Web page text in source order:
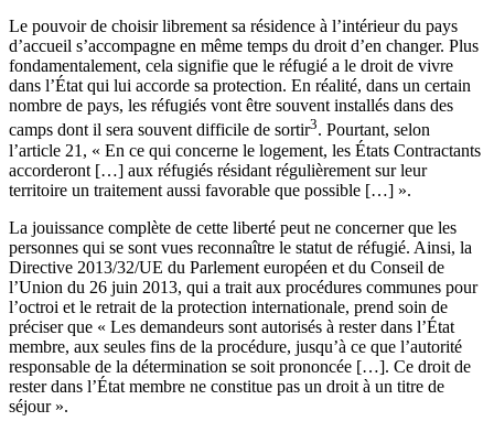
Le pouvoir de choisir librement sa résidence à l’intérieur du pays
d’accueil s’accompagne en même temps du droit d’en changer. Plus
fondamentalement, cela signifie que le réfugié a le droit de vivre
dans l’État qui lui accorde sa protection. En réalité, dans un certain
nombre de pays, les réfugiés vont être souvent installés dans des
camps dont il sera souvent difficile de sortir3. Pourtant, selon
l’article 21, « En ce qui concerne le logement, les États Contractants
accorderont […] aux réfugiés résidant régulièrement sur leur
territoire un traitement aussi favorable que possible […] ».
La jouissance complète de cette liberté peut ne concerner que les
personnes qui se sont vues reconnaître le statut de réfugié. Ainsi, la
Directive 2013/32/UE du Parlement européen et du Conseil de
l’Union du 26 juin 2013, qui a trait aux procédures communes pour
l’octroi et le retrait de la protection internationale, prend soin de
préciser que « Les demandeurs sont autorisés à rester dans l’État
membre, aux seules fins de la procédure, jusqu’à ce que l’autorité
responsable de la détermination se soit prononcée […]. Ce droit de
rester dans l’État membre ne constitue pas un droit à un titre de
séjour ».